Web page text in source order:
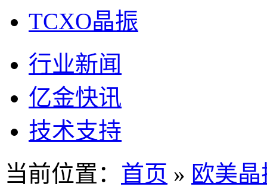
TCXO晶振
行业新闻
亿金快讯
技术支持
当前位置： 首页 » 欧美晶